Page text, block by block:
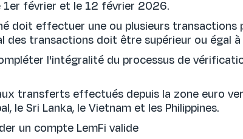
1er février et le 12 février 2026.
doit effectuer une ou plusieurs
transactions doit être supérieur ou égal
l'intégralité du processus de
transferts effectués depuis la zone euro
le Sri Lanka, le Vietnam et les Philippines.
un compte LemFi valide